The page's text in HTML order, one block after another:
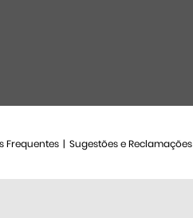
Frequentes Sugestões e Reclamações